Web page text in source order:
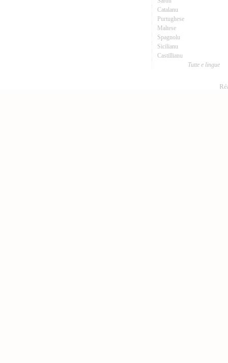
Catalanu
Purtughese
Maltese
Spagnolu
Sicilianu
Castillianu
Tutte e lingue